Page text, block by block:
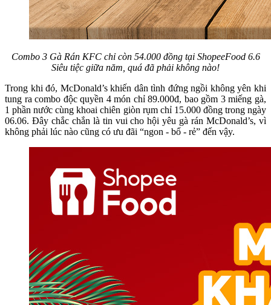
Combo 3 Gà Rán KFC chỉ còn 54.000 đồng tại ShopeeFood 6.6
Siêu tiệc giữa năm, quá đã phải không nào!
Trong khi đó, McDonald’s khiến dân tình đứng ngồi không yên khi
tung ra combo độc quyền 4 món chỉ 89.000đ, bao gồm 3 miếng gà,
1 phần nước cùng khoai chiên giòn rụm chỉ 15.000 đồng trong ngày
06.06. Đây chắc chắn là tin vui cho hội yêu gà rán McDonald’s, vì
không phải lúc nào cũng có ưu đãi “ngon - bổ - rẻ” đến vậy.